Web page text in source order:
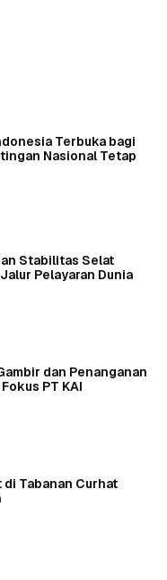
Terbuka bagi
Nasional Tetap
Stabilitas Selat
Pelayaran Dunia
dan Penanganan
PT KAI
Tabanan Curhat